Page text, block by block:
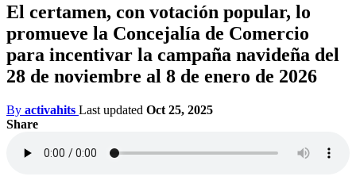
El certamen, con votación popular, lo
promueve la Concejalía de Comercio
para incentivar la campaña navideña del
28 de noviembre al 8 de enero de 2026
By activahits Last updated Oct 25, 2025
Share